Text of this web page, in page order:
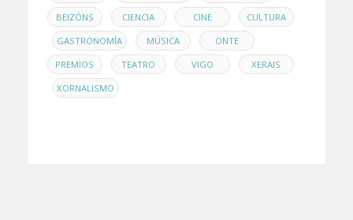
BEIZÓNS , CIENCIA , CINE ,
CULTURA
GASTRONOMÍA , MÚSICA , ONTE ,
PREMIOS , TEATRO , VIGO ,
XERAIS
XORNALISMO